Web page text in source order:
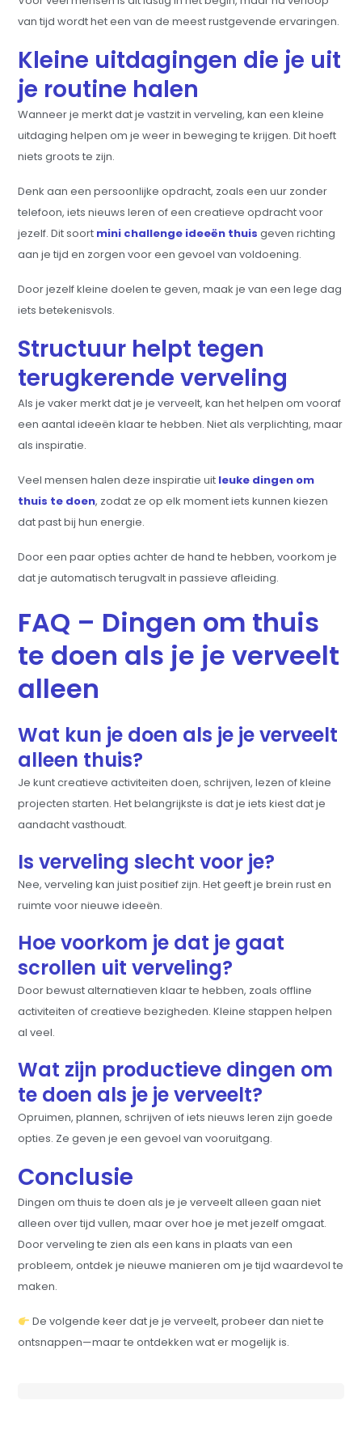
van tijd wordt het een van de meest rustgevende ervaringen.
Kleine uitdagingen die je uit
je routine halen
Wanneer je merkt dat je vastzit in verveling, kan een kleine
uitdaging helpen om je weer in beweging te krijgen. Dit hoeft
niets groots te zijn.
Denk aan een persoonlijke opdracht, zoals een uur zonder
telefoon, iets nieuws leren of een creatieve opdracht voor
jezelf. Dit soort mini challenge ideeën thuis geven richting
aan je tijd en zorgen voor een gevoel van voldoening.
Door jezelf kleine doelen te geven, maak je van een lege dag
iets betekenisvols.
Structuur helpt tegen
terugkerende verveling
Als je vaker merkt dat je je verveelt, kan het helpen om vooraf
een aantal ideeën klaar te hebben. Niet als verplichting, maar
als inspiratie.
Veel mensen halen deze inspiratie uit leuke dingen om
thuis te doen, zodat ze op elk moment iets kunnen kiezen
dat past bij hun energie.
Door een paar opties achter de hand te hebben, voorkom je
dat je automatisch terugvalt in passieve afleiding.
FAQ – Dingen om thuis
te doen als je je verveelt
alleen
Wat kun je doen als je je verveelt
alleen thuis?
Je kunt creatieve activiteiten doen, schrijven, lezen of kleine
projecten starten. Het belangrijkste is dat je iets kiest dat je
aandacht vasthoudt.
Is verveling slecht voor je?
Nee, verveling kan juist positief zijn. Het geeft je brein rust en
ruimte voor nieuwe ideeën.
Hoe voorkom je dat je gaat
scrollen uit verveling?
Door bewust alternatieven klaar te hebben, zoals offline
activiteiten of creatieve bezigheden. Kleine stappen helpen
al veel.
Wat zijn productieve dingen om
te doen als je je verveelt?
Opruimen, plannen, schrijven of iets nieuws leren zijn goede
opties. Ze geven je een gevoel van vooruitgang.
Conclusie
Dingen om thuis te doen als je je verveelt alleen gaan niet
alleen over tijd vullen, maar over hoe je met jezelf omgaat.
Door verveling te zien als een kans in plaats van een
probleem, ontdek je nieuwe manieren om je tijd waardevol te
maken.
De volgende keer dat je je verveelt, probeer dan niet te
ontsnappen—maar te ontdekken wat er mogelijk is.